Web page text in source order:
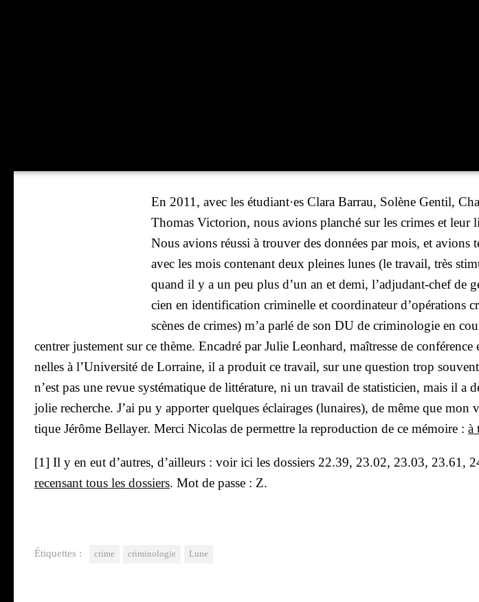
En 2011, avec les étudiant·es Cla­ra Bar­rau, Solène Gen­til,
Tho­mas Vic­to­rion, nous avions plan­ché sur les crimes et leur
Nous avions réus­si à trou­ver des don­nées par mois, et avions
avec les mois conte­nant deux pleines lunes (le tra­vail, très
quand il y a un peu plus d’un an et demi, l’ad­ju­dant-chef de
cien en iden­ti­fi­ca­tion cri­mi­nelle et coor­di­na­teur d’o­pé­ra­tions
scènes de crimes) m’a par­lé de son DU de cri­mi­no­lo­gie en
cen­trer jus­te­ment sur ce thème. Enca­dré par Julie Leon­hard, maî­tresse de
nelles à l’U­ni­ver­si­té de Lor­raine, il a pro­duit ce tra­vail, sur une ques­tion trop
n’est pas une revue sys­té­ma­tique de lit­té­ra­ture, ni un tra­vail de sta­tis­ti­cien, mais il a
jolie recherche. J’ai pu y appor­ter quelques éclai­rages (lunaires), de même que mon
tique Jérôme Bel­layer. Mer­ci Nico­las de per­mettre la repro­duc­tion de ce mémoire : à
[1] Il y en eut d’autres, d’ailleurs : voir ici les dos­siers 22.39, 23.02, 23.03, 23.61,
recen­sant tous les dos­siers. Mot de passe : Z.
Étiquettes : crime criminologie Lune